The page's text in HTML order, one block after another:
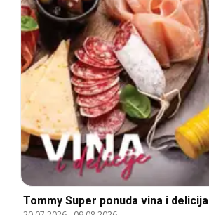
Tommy Super ponuda vina i delicija